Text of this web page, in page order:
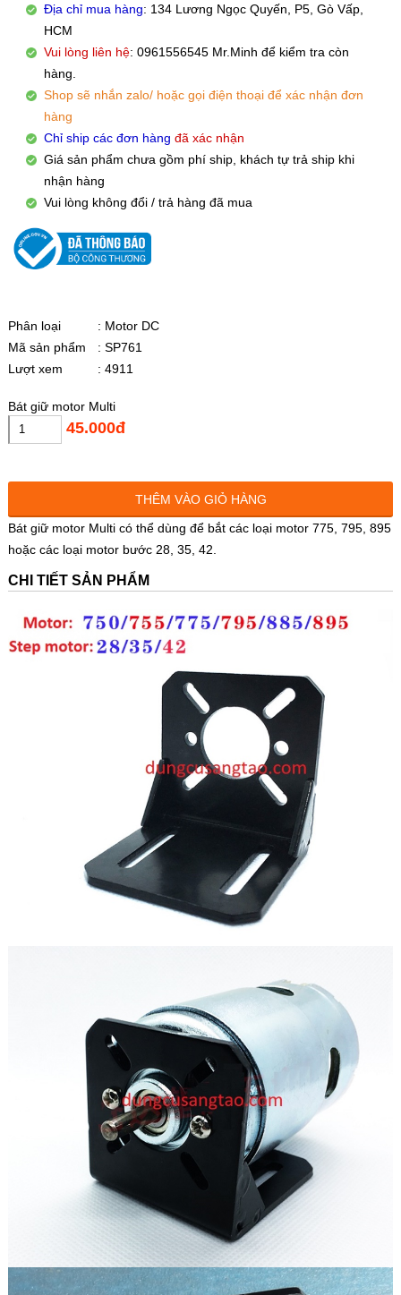
Địa chỉ mua hàng: 134 Lương Ngọc Quyến, P5, Gò Vấp,
HCM
Vui lòng liên hệ: 0961556545 Mr.Minh để kiểm tra còn
hàng.
Shop sẽ nhắn zalo/ hoặc gọi điện thoại để xác nhận đơn
hàng
Chỉ ship các đơn hàng đã xác nhận
Giá sản phẩm chưa gồm phí ship, khách tự trả ship khi
nhận hàng
Vui lòng không đổi / trả hàng đã mua
Phân loại
: Motor DC
Mã sản phẩm
: SP761
Lượt xem
: 4911
Bát giữ motor Multi
45.000đ
THÊM VÀO GIỎ HÀNG
Bát giữ motor Multi có thể dùng để bắt các loại motor 775, 795, 895
hoặc các loại motor bước 28, 35, 42.
CHI TIẾT SẢN PHẨM